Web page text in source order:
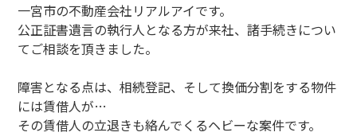
一宮市の不動産会社リアルアイです。
公正証書遺言の執行人となる方が来社、諸手続きについ
てご相談を頂きました。
障害となる点は、相続登記、そして換価分割をする物件
には賃借人が…
その賃借人の立退きも絡んでくるヘビーな案件です。